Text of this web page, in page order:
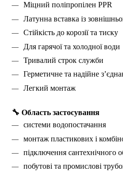
Міцний поліпропілен PPR
Латунна вставка із
Стійкість до корозії та тиску
Для гарячої та холодної води
Тривалий строк служби
Герметичне та надійне
Легкий монтаж
🔧 Область застосування
системи водопостачання
монтаж пластикових і
підключення сантехнічного
побутові та промислові